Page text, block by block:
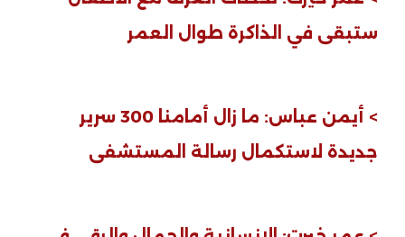
ستبقى في الذاكرة طوال العمر
> أيمن عباس: ما زال أمامنا 300 سرير
جديدة لاستكمال رسالة المستشفى